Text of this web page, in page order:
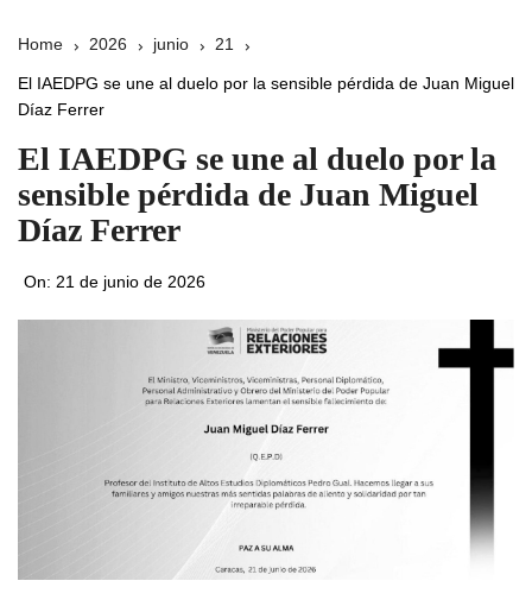
Home 2026 junio 21
El IAEDPG se une al duelo por la sensible pérdida de Juan Miguel
Díaz Ferrer
El IAEDPG se une al duelo por la
sensible pérdida de Juan Miguel
Díaz Ferrer
On: 21 de junio de 2026